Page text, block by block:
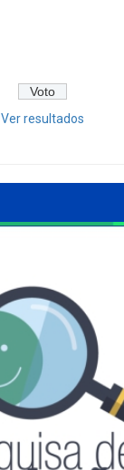
Ver resultados